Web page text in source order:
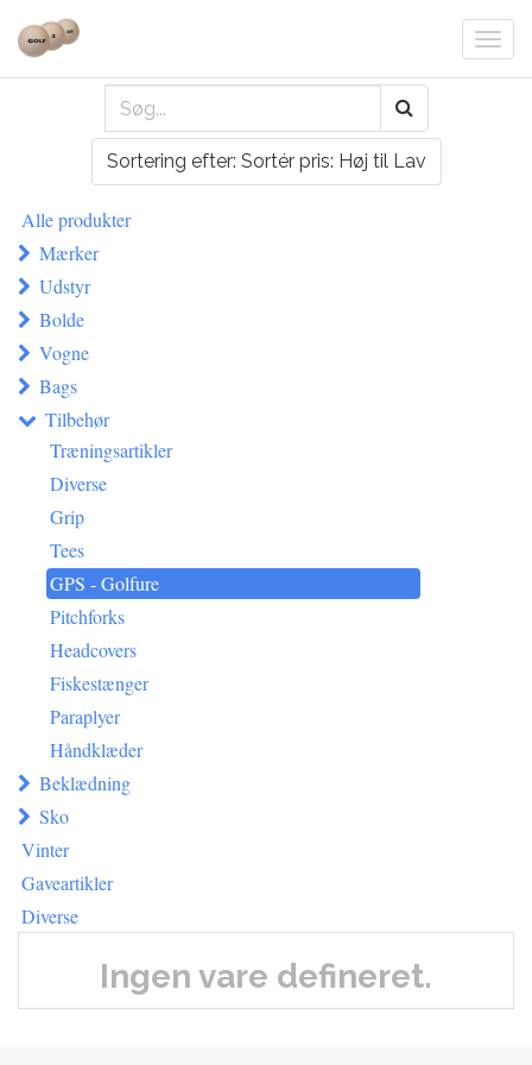
Sortering efter: Sortér pris: Høj til Lav
Alle produkter
Mærker
Udstyr
Bolde
Vogne
Bags
Tilbehør
Træningsartikler
Diverse
Grip
Tees
GPS - Golfure
Pitchforks
Headcovers
Fiskestænger
Paraplyer
Håndklæder
Beklædning
Sko
Vinter
Gaveartikler
Diverse
Ingen vare defineret.